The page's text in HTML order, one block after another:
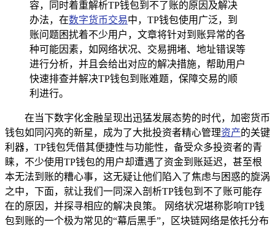
容，同时着重解析TP钱包到不了账的原因及解决
办法，在数字货币交易中，TP钱包使用广泛，到
账问题困扰着不少用户，文章将针对到账异常的各
种可能因素，如网络状况、交易拥堵、地址错误等
进行分析，并且会给出对应的解决措施，帮助用户
快速排查并解决TP钱包到账难题，保障交易的顺
利进行。
在当下数字化金融呈现出迅猛发展态势的时代，加密货币
钱包如同闪亮的新星，成为了大批投资者精心管理资产的关键
利器，TP钱包凭借其便捷性与功能性，备受众多投资者的青
睐，不少使用TP钱包的用户却遭遇了资金到账延迟，甚至根
本无法到账的糟心事，这无疑让他们陷入了焦虑与困惑的旋涡
之中，下面，就让我们一同深入剖析TP钱包到不了账可能存
在的原因，并探寻相应的解决良策。 网络状况堪称影响TP钱
包到账的一个极为常见的“幕后黑手”，区块链网络是依托分布